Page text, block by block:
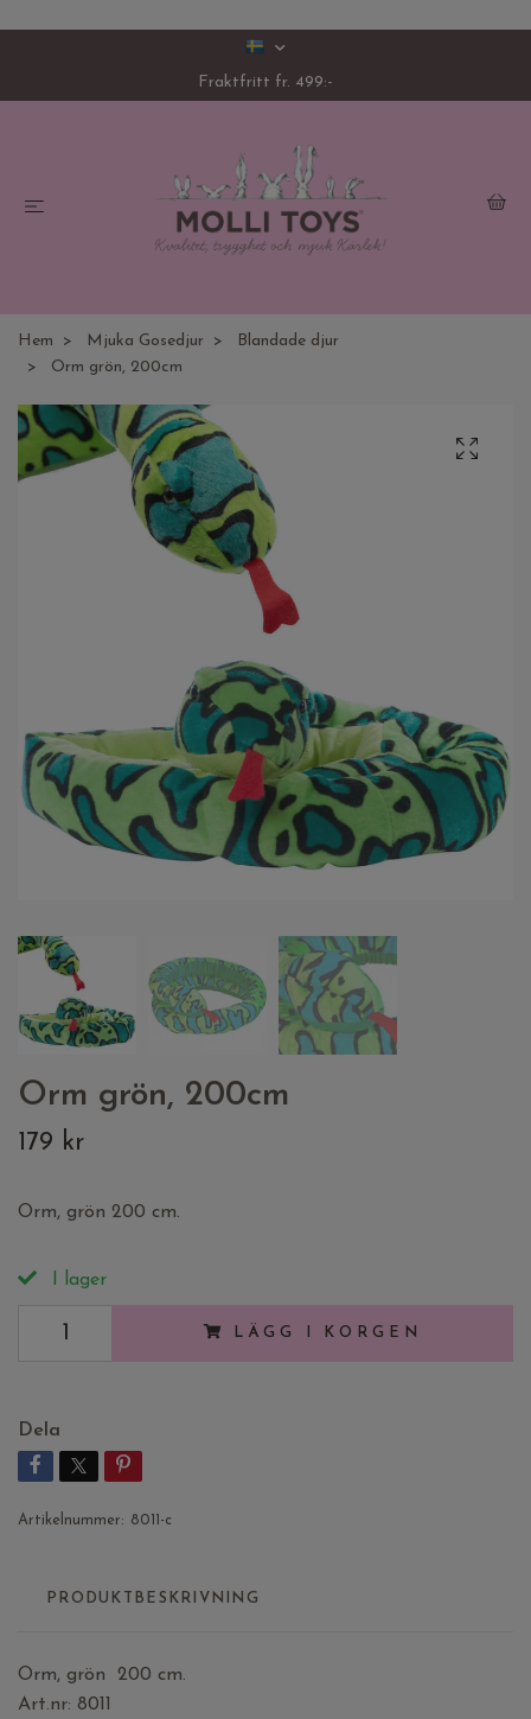
Fraktfritt fr. 499:-
Hem Mjuka Gosedjur
Blandade djur
Orm grön, 200cm
Orm grön, 200cm
179 kr
Orm, grön 200 cm.
I lager
LÄGG I KORGEN
Dela
Artikelnummer: 8011-c
PRODUKTBESKRIVNING
Orm, grön 200 cm.
Art.nr: 8011